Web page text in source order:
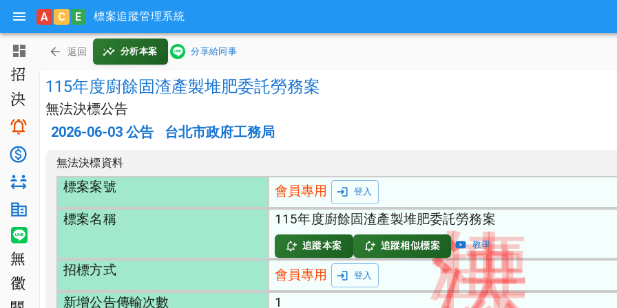
A C E 標案追蹤管理系統
主頁
招標公告
決標公告
搜尋與追蹤
底價分析
對手分析
機關生態分析
無法決標
返回 分析本案 分享給同事
115年度廚餘固渣產製堆肥委託勞務案
無法決標公告
2026-06-03 公告 台北市政府工務局
無法決標資料
標案案號 會員專用 登入
標案名稱 115年度廚餘固渣產製堆肥委託勞務案
追蹤本案 追蹤相似標案 教學
招標方式 會員專用 登入
新增公告傳輸次數 1